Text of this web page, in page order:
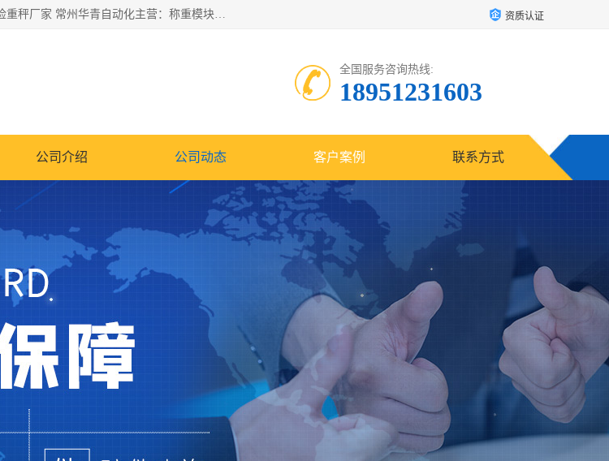
企业环保门禁电子台账系统，称重模块，配料称重系统,称重模块厂家,地磅称重系统,检重秤厂家 常州华青自动化主营：称重模块、无人值守称重系统、配料称重系统、地磅称重系统、检重秤、托利多称重模块等产品。各种称重软件，移动源环保门禁电子台账系统软件。 常州华青自动化系统有限公司7*24的电话支持服务、项目现场开发服务、新功能定制研发服务，产品培训、远程维护，现场安装调试工程等。 资质认证
全国服务咨询热线:
18951231603
公司介绍 公司动态 客户案例 联系方式